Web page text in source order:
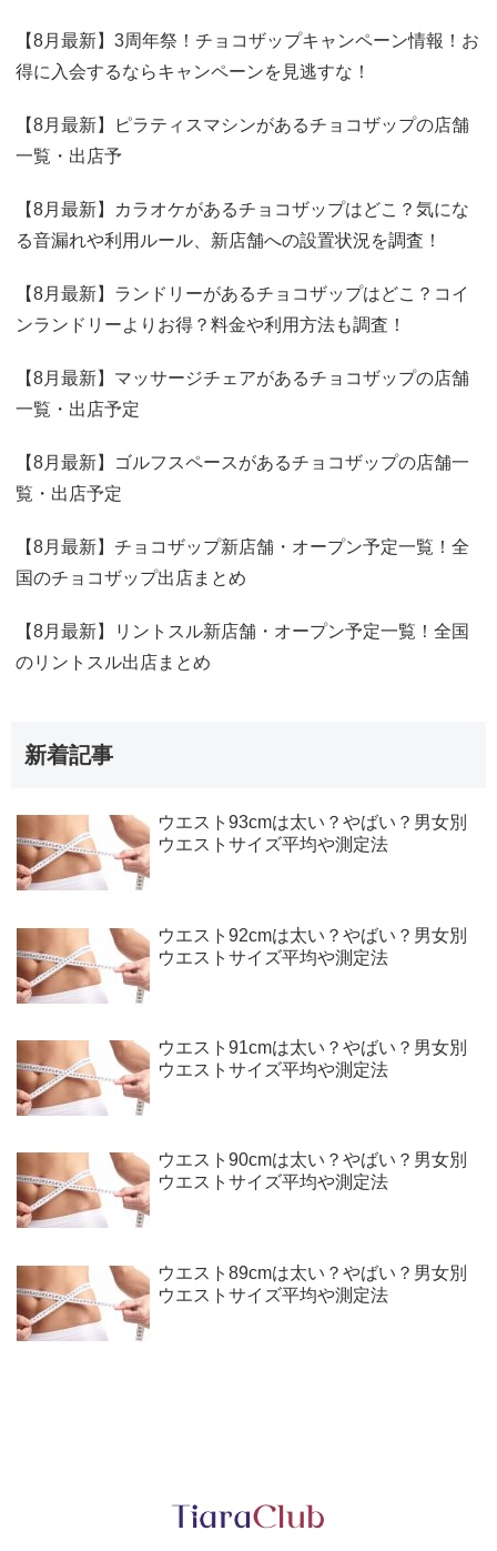
【8月最新】3周年祭！チョコザップキャンペーン情報！お
得に入会するならキャンペーンを見逃すな！
【8月最新】ピラティスマシンがあるチョコザップの店舗
一覧・出店予
【8月最新】カラオケがあるチョコザップはどこ？気にな
る音漏れや利用ルール、新店舗への設置状況を調査！
【8月最新】ランドリーがあるチョコザップはどこ？コイ
ンランドリーよりお得？料金や利用方法も調査！
【8月最新】マッサージチェアがあるチョコザップの店舗
一覧・出店予定
【8月最新】ゴルフスペースがあるチョコザップの店舗一
覧・出店予定
【8月最新】チョコザップ新店舗・オープン予定一覧！全
国のチョコザップ出店まとめ
【8月最新】リントスル新店舗・オープン予定一覧！全国
のリントスル出店まとめ
新着記事
ウエスト93cmは太い？やばい？男女別
ウエストサイズ平均や測定法
ウエスト92cmは太い？やばい？男女別
ウエストサイズ平均や測定法
ウエスト91cmは太い？やばい？男女別
ウエストサイズ平均や測定法
ウエスト90cmは太い？やばい？男女別
ウエストサイズ平均や測定法
ウエスト89cmは太い？やばい？男女別
ウエストサイズ平均や測定法